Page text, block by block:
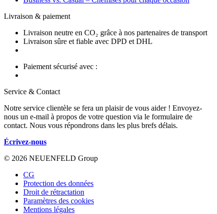
Livraison & paiement
Livraison neutre en CO₂ grâce à nos partenaires de transport
Livraison sûre et fiable avec DPD et DHL
Paiement sécurisé avec :
Service & Contact
Notre service clientèle se fera un plaisir de vous aider ! Envoyez-
nous un e-mail à propos de votre question via le formulaire de
contact. Nous vous répondrons dans les plus brefs délais.
Écrivez-nous
© 2026 NEUENFELD Group
CG
Protection des données
Droit de rétractation
Paramètres des cookies
Mentions légales